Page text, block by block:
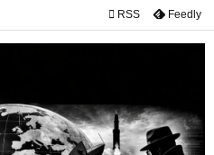


次へ
 RSS Feedly